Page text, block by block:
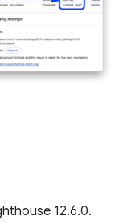
12.6.0.